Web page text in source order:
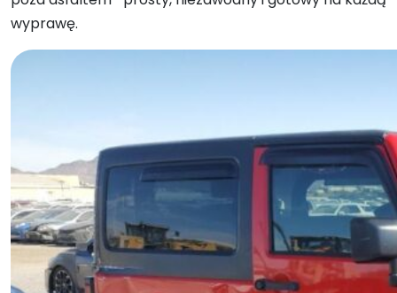
wyprawę.